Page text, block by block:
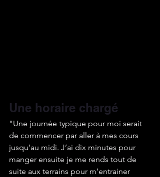
Une horaire chargé
"Une journée typique pour moi serait
de commencer par aller à mes cours
jusqu’au midi. J’ai dix minutes pour
manger ensuite je me rends tout de
suite aux terrains pour m’entrainer